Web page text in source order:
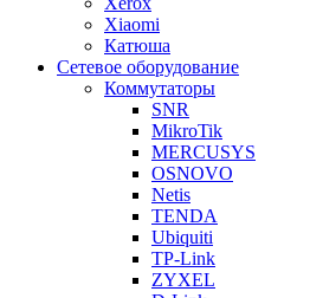
Xiaomi
Катюша
Сетевое оборудование
Коммутаторы
SNR
MikroTik
MERCUSYS
OSNOVO
Netis
TENDA
Ubiquiti
TP-Link
ZYXEL